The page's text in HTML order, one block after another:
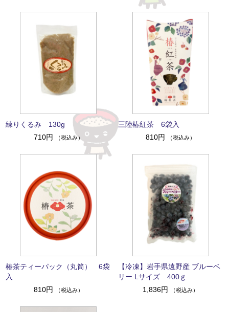
練りくるみ 130g
710円
（税込み）
三陸椿紅茶 6袋入
810円
（税込み）
椿茶ティーパック（丸筒） 6袋
入
810円
（税込み）
【冷凍】岩手県遠野産 ブルーベ
リー Lサイズ 400ｇ
1,836円
（税込み）